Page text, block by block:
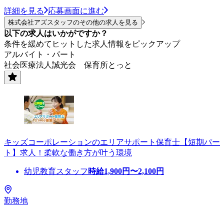
詳細を見る 応募画面に進む
株式会社アズスタッフのその他の求人を見る
以下の求人はいかがですか？
条件を緩めてヒットした求人情報をピックアップ
アルバイト・パート
社会医療法人誠光会 保育所とっと
キッズコーポレーションのエリアサポート保育士【短期パー
ト】求人！柔軟な働き方が叶う環境
幼児教育スタッフ 時給1,900円〜2,100円
勤務地